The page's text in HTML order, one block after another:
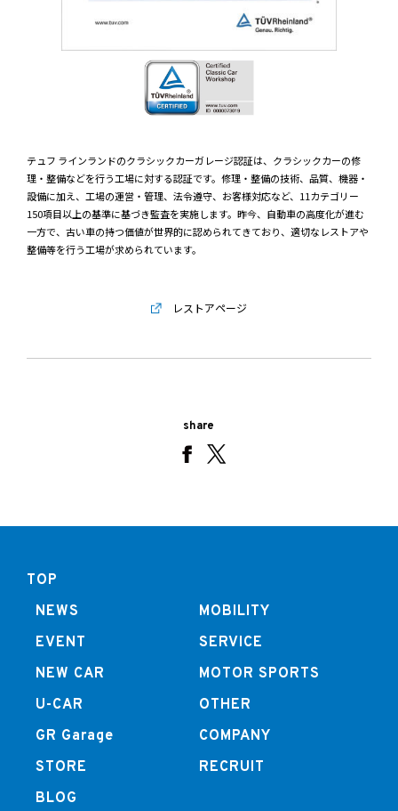
テュフ ラインランドのクラシックカーガレージ認証は、クラシックカーの修
理・整備などを行う工場に対する認証です。修理・整備の技術、品質、機器・
設備に加え、工場の運営・管理、法令遵守、お客様対応など、11カテゴリー
150項目以上の基準に基づき監査を実施します。昨今、自動車の高度化が進む
一方で、古い車の持つ価値が世界的に認められてきており、適切なレストアや
整備等を行う工場が求められています。
レストアページ
share
TOP
NEWS
EVENT
NEW CAR
U-CAR
GR Garage
STORE
BLOG
MOBILITY
SERVICE
MOTOR SPORTS
OTHER
COMPANY
RECRUIT